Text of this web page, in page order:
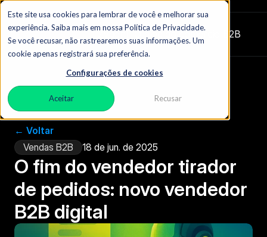
Este site usa cookies para lembrar de você e melhorar sua
experiência. Saiba mais em nossa Política de Privacidade.
Se você recusar, não rastrearemos suas informações. Um
cookie apenas registrará sua preferência.
Configurações de cookies
Aceitar Recusar
Zydon|  O blog do comércio B2B
← Voltar
Vendas B2B
18 de jun. de 2025
O fim do vendedor tirador
de pedidos: novo vendedor
B2B digital